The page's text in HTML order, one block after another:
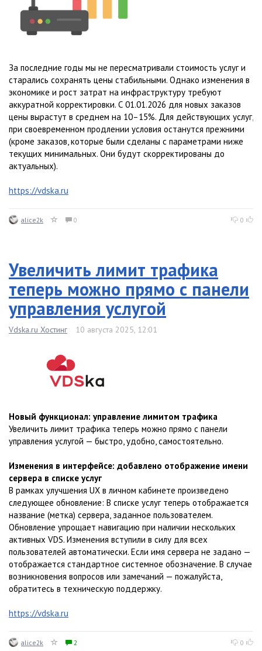
За последние годы мы не пересматривали стоимость услуг и
старались сохранять цены стабильными. Однако изменения в
экономике и рост затрат на инфраструктуру требуют
аккуратной корректировки. С 01.01.2026 для новых заказов
цены вырастут в среднем на 10–15%. Для действующих услуг,
при своевременном продлении условия останутся прежними
(кроме заказов, которые были сделаны с параметрами ниже
текущих минимальных. Они будут скорректированы до
актуальных).
https://vdska.ru
alice2k 0 0
Увеличить лимит трафика
теперь можно прямо с панели
управления услугой
Vdska.ru Хостинг 10 августа 2025, 12:01
Новый функционал: управление лимитом трафика
Увеличить лимит трафика теперь можно прямо с панели
управления услугой — быстро, удобно, самостоятельно.
Изменения в интерфейсе: добавлено отображение имени
сервера в списке услуг
В рамках улучшения UX в личном кабинете произведено
следующее обновление: В списке услуг теперь отображается
название (метка) сервера, заданное пользователем.
Обновление упрощает навигацию при наличии нескольких
активных VDS. Изменения вступили в силу для всех
пользователей автоматически. Если имя сервера не задано —
отображается стандартное системное обозначение. В случае
возникновения вопросов или замечаний — пожалуйста,
обратитесь в техническую поддержку.
https://vdska.ru
alice2k 2 0